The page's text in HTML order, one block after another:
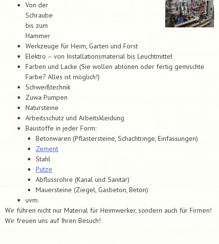
Von der
Schraube
bis zum
Hammer
Werkzeuge für Heim, Garten und Forst
Elektro – von Installationsmaterial bis Leuchtmittel
Farben und Lacke (Sie wollen abtönen oder fertig gemischte
Farbe? Alles ist möglich!)
Schweißtechnik
Zuwa Pumpen
Natursteine
Arbeitsschutz und Arbeitskleidung
Baustoffe in jeder Form:
Betonwaren (Pflastersteine, Schachtringe, Einfassungen)
Zement
Stahl
Putze
Abflussrohre (Kanal und Sanitär)
Mauersteine (Ziegel, Gasbeton, Beton)
uvm.
Wir führen nicht nur Material für Heimwerker, sondern auch für Firmen!
Wir freuen uns auf Ihren Besuch!